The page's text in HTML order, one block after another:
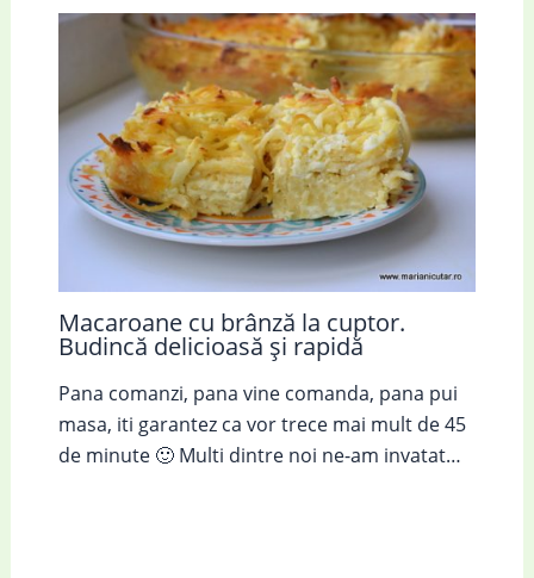
Macaroane cu brânză la cuptor.
Budincă delicioasă și rapidă
Pana comanzi, pana vine comanda, pana pui
masa, iti garantez ca vor trece mai mult de 45
de minute 🙂 Multi dintre noi ne-am invatat…